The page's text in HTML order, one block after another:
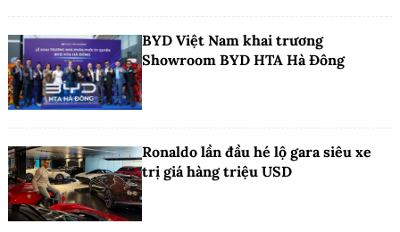
BYD Việt Nam khai trương
Showroom BYD HTA Hà Đông
Ronaldo lần đầu hé lộ gara siêu xe
trị giá hàng triệu USD